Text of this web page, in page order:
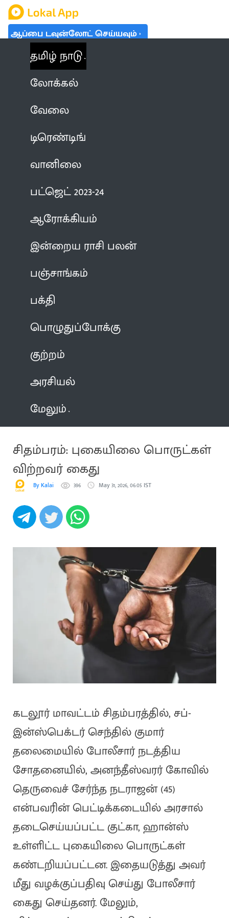
ஆப்பை டவுன்லோட் செய்யவும்
தமிழ் நாடு
லோக்கல்
வேலை
டிரெண்டிங்
வானிலை
பட்ஜெட் 2023-24
ஆரோக்கியம்
இன்றைய ராசி பலன்
பஞ்சாங்கம்
பக்தி
பொழுதுப்போக்கு
குற்றம்
அரசியல்
மேலும்
சிதம்பரம்: புகையிலை பொருட்கள்
விற்றவர் கைது
By Kalai 396 May 31, 2026, 06:05 IST
கடலூர் மாவட்டம் சிதம்பரத்தில், சப்-
இன்ஸ்பெக்டர் செந்தில் குமார்
தலைமையில் போலீசார் நடத்திய
சோதனையில், அனந்தீஸ்வரர் கோவில்
தெருவைச் சேர்ந்த நடராஜன் (45)
என்பவரின் பெட்டிக்கடையில் அரசால்
தடைசெய்யப்பட்ட குட்கா, ஹான்ஸ்
உள்ளிட்ட புகையிலை பொருட்கள்
கண்டறியப்பட்டன. இதையடுத்து அவர்
மீது வழக்குப்பதிவு செய்து போலீசார்
கைது செய்தனர். மேலும்,